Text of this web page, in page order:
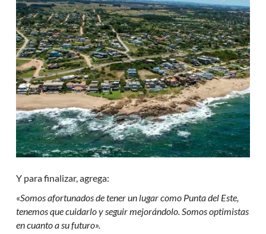
Y para finalizar, agrega:
«Somos afortunados de tener un lugar como Punta del Este,
tenemos que cuidarlo y seguir mejorándolo. Somos optimistas
en cuanto a su futuro».